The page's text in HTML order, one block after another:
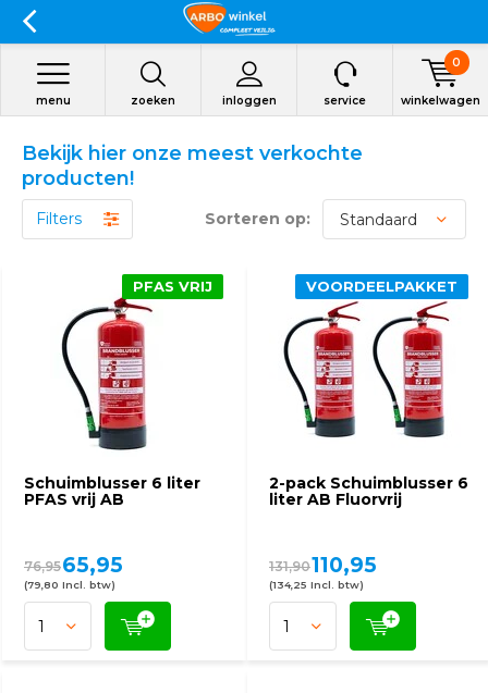
zoeken inloggen
menu service winkelwagen
0
Bekijk hier onze meest verkochte
producten!
Filters Sorteren op:
Schuimblusser 6 liter
PFAS vrij AB
PFAS VRIJ
76,9565,95
(79,80 Incl. btw)
2-pack Schuimblusser 6
liter AB Fluorvrij
VOORDEELPAKKET
131,90110,95
(134,25 Incl. btw)